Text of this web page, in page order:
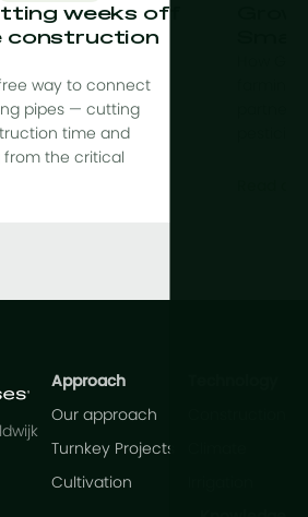
weeks off
construction
way to connect
pipes — cutting
time and
from the critical
Approach
Our approach
Turnkey Projects
Cultivation